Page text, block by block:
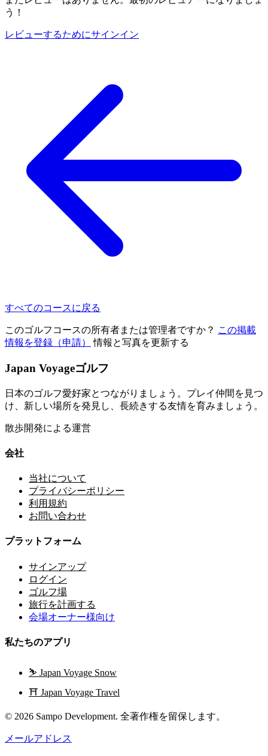
う！
レビューするためにサインイン
すべてのコースに戻る
このゴルフコースの所有者または管理者ですか？ この掲載
情報を登録（申請）
情報と写真を更新する
Japan Voyageゴルフ
日本のゴルフ愛好家とつながりましょう。プレイ仲間を見つ
け、新しい場所を発見し、長続きする友情を育みましょう。
散歩開発による運営
会社
当社について
プライバシーポリシー
利用規約
お問い合わせ
プラットフォーム
サインアップ
ログイン
ゴルフ場
旅行を計画する
会場オーナー様向け
私たちのアプリ
⛷️ Japan Voyage Snow
⛩️ Japan Voyage Travel
© 2026 Sampo Development. 全著作権を留保します。
メールアドレス